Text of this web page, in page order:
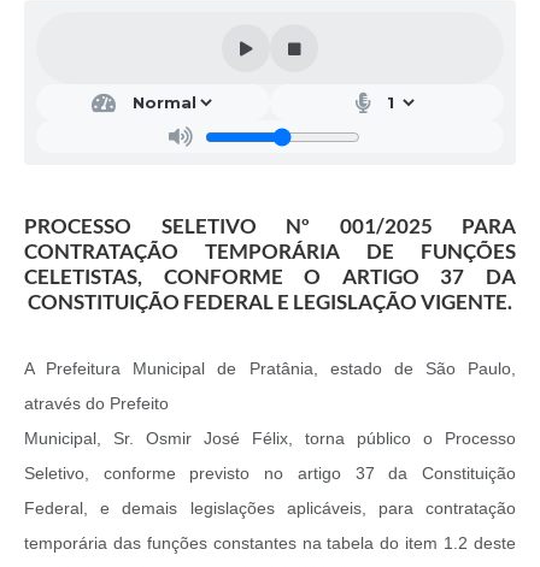
PROCESSO SELETIVO Nº 001/2025 PARA
CONTRATAÇÃO TEMPORÁRIA DE FUNÇÕES
CELETISTAS, CONFORME O ARTIGO 37 DA
CONSTITUIÇÃO FEDERAL E LEGISLAÇÃO VIGENTE.
A Prefeitura Municipal de Pratânia, estado de São Paulo,
através do Prefeito
Municipal, Sr. Osmir José Félix, torna público o Processo
Seletivo, conforme previsto no artigo 37 da Constituição
Federal, e demais legislações aplicáveis, para contratação
temporária das funções constantes na tabela do item 1.2 deste